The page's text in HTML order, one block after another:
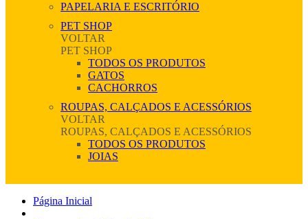
PAPELARIA E ESCRITÓRIO
PET SHOP
VOLTAR
PET SHOP
TODOS OS PRODUTOS
GATOS
CACHORROS
ROUPAS, CALÇADOS E ACESSÓRIOS
VOLTAR
ROUPAS, CALÇADOS E ACESSÓRIOS
TODOS OS PRODUTOS
JOIAS
Página Inicial